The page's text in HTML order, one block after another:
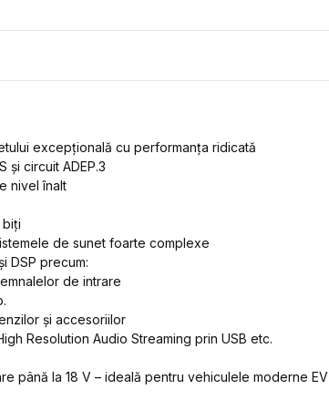
excepțională cu performanța ridicată
și circuit ADEP.3
nivel înalt
biți
de sunet foarte complexe
DSP precum:
de intrare
și accesoriilor
Resolution Audio Streaming prin USB etc.
până la 18 V – ideală pentru vehiculele moderne EV